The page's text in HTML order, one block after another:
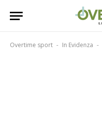
Overtime sport - In Evidenza -